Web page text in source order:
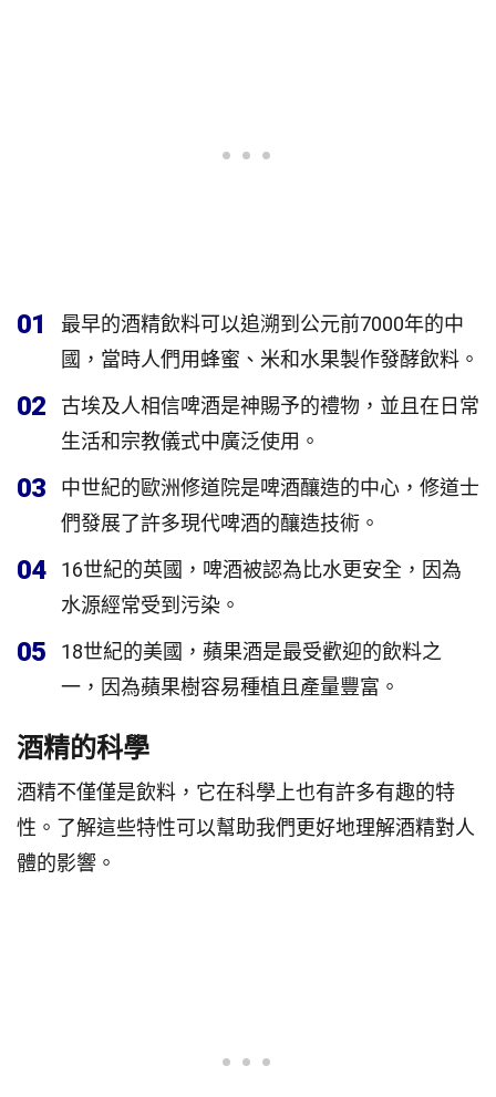
01
最早的酒精飲料可以追溯到公元前7000年的中
國，當時人們用蜂蜜、米和水果製作發酵飲料。
02
古埃及人相信啤酒是神賜予的禮物，並且在日常
生活和宗教儀式中廣泛使用。
03
中世紀的歐洲修道院是啤酒釀造的中心，修道士
們發展了許多現代啤酒的釀造技術。
04
16世紀的英國，啤酒被認為比水更安全，因為
水源經常受到污染。
05
18世紀的美國，蘋果酒是最受歡迎的飲料之
一，因為蘋果樹容易種植且產量豐富。
酒精的科學
酒精不僅僅是飲料，它在科學上也有許多有趣的特
性。了解這些特性可以幫助我們更好地理解酒精對人
體的影響。